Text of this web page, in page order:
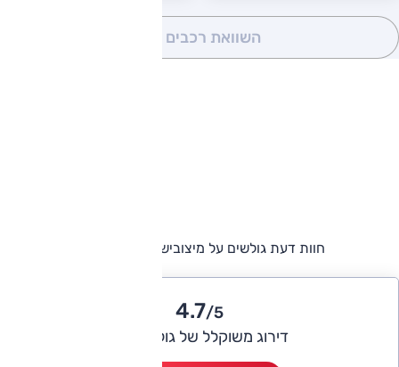
השוואת רכבים
חוות דעת גולשים על מיצובישי אקליפס קרוס
4.7/5
דירוג משוקלל של גולשי אוטו